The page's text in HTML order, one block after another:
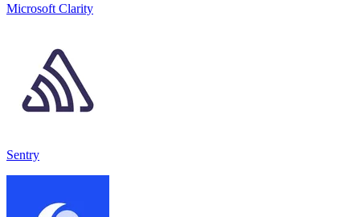
Microsoft Clarity
Sentry